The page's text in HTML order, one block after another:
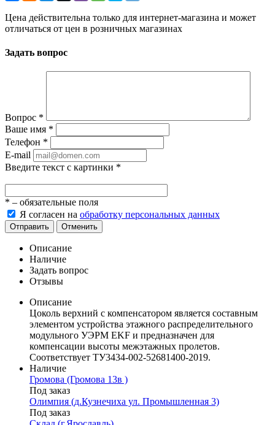
Цена действительна только для интернет-магазина и может
отличаться от цен в розничных магазинах
Задать вопрос
Вопрос *
Ваше имя *
Телефон *
E-mail
Введите текст с картинки *
* – обязательные поля
Я согласен на обработку персональных данных
Отправить Отменить
Описание
Наличие
Задать вопрос
Отзывы
Описание
Цоколь верхний с компенсатором является составным
элементом устройства этажного распределительного
модульного УЭРМ EKF и предназначен для
компенсации высоты межэтажных пролетов.
Соответствует ТУ3434-002-52681400-2019.
Наличие
Громова (Громова 13в )
Под заказ
Олимпия (д.Кузнечиха ул. Промышленная 3)
Под заказ